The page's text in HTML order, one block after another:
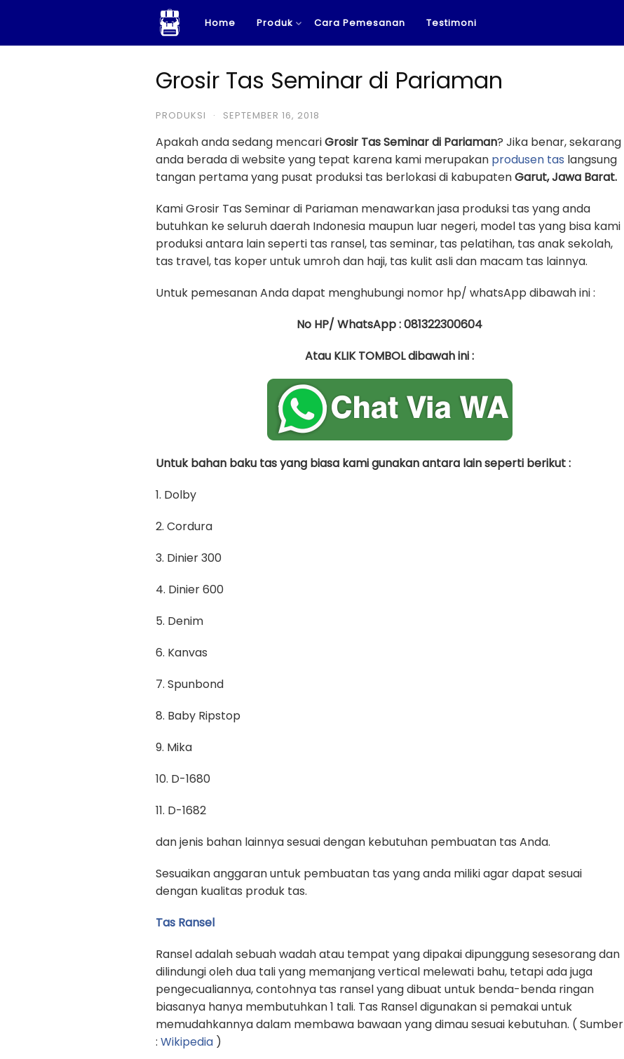
content
Home Produk Cara Pemesanan Testimoni
Grosir Tas Seminar di Pariaman
PRODUKSI · SEPTEMBER 16, 2018
Apakah anda sedang mencariGrosir Tas Seminar di Pariaman? Jika benar, sekarang
anda berada di website yang tepat karena kami merupakan produsen tas langsung
tangan pertama yang pusat produksi tas berlokasi di kabupatenGarut, Jawa Barat.
Kami Grosir Tas Seminar di Pariaman menawarkan jasa produksi tas yang anda
butuhkan ke seluruh daerah Indonesia maupun luar negeri, model tas yang bisa kami
produksi antara lain seperti tas ransel, tas seminar, tas pelatihan, tas anak sekolah,
tas travel, tas koper untuk umroh dan haji, tas kulit asli dan macam tas lainnya.
Untuk pemesanan Anda dapat menghubungi nomor hp/ whatsApp dibawah ini :
No HP/ WhatsApp : 081322300604
Atau KLIK TOMBOL dibawah ini :
Untuk bahan baku tas yang biasa kami gunakan antara lain seperti berikut :
1. Dolby
2. Cordura
3. Dinier 300
4. Dinier 600
5. Denim
6. Kanvas
7. Spunbond
8. Baby Ripstop
9. Mika
10. D-1680
11. D-1682
dan jenis bahan lainnya sesuai dengan kebutuhan pembuatan tas Anda.
Sesuaikan anggaran untuk pembuatan tas yang anda miliki agar dapat sesuai
dengan kualitas produk tas.
Tas Ransel
Ransel adalah sebuah wadah atau tempat yang dipakai dipunggung sesesorang dan
dilindungi oleh dua tali yang memanjang vertical melewati bahu, tetapi ada juga
pengecualiannya, contohnya tas ransel yang dibuat untuk benda-benda ringan
biasanya hanya membutuhkan 1 tali. Tas Ransel digunakan si pemakai untuk
memudahkannya dalam membawa bawaan yang dimau sesuai kebutuhan. ( Sumber
: Wikipedia )